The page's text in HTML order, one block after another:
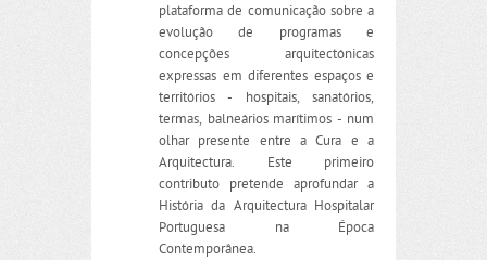
plataforma de comunicação sobre a
evolução de programas e
concepções arquitectónicas
expressas em diferentes espaços e
territórios - hospitais, sanatórios,
termas, balneários marítimos - num
olhar presente entre a Cura e a
Arquitectura. Este primeiro
contributo pretende aprofundar a
História da Arquitectura Hospitalar
Portuguesa na Época
Contemporânea.